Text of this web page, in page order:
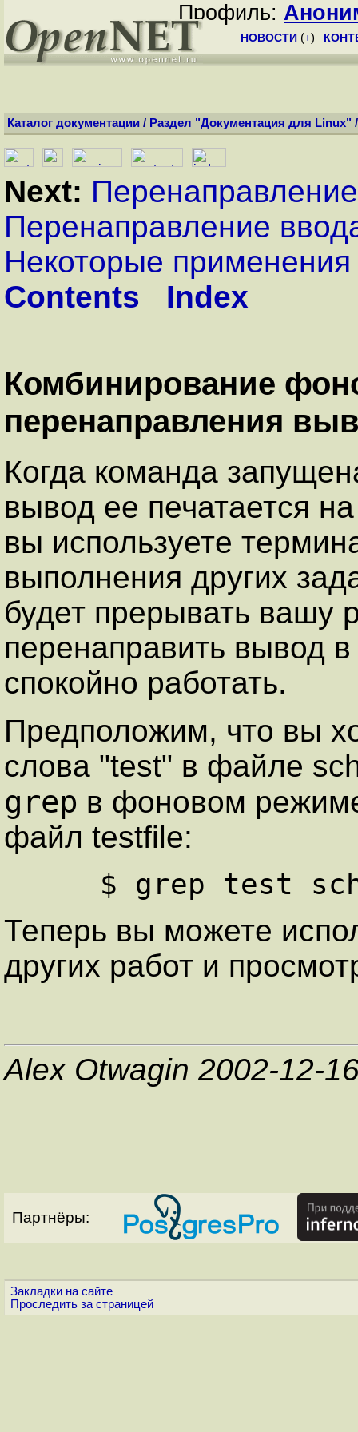
Профиль:
НОВОСТИ (+)
Каталог документации / Раздел "Документация для Linux"
Next:
Перенаправление
Некоторые
Contents
Index
Комбинирование
перенаправления
Когда команда
вывод ее печатается
вы используете
выполнения других
будет прерывать вашу
перенаправить вывод
спокойно работать.
Предположим, что вы
слова "test" в файле
grep в фоновом
файл testfile:
Теперь вы можете
других работ и
Alex Otwagin 2002-12-
Партнёры:
Закладки на сайте
Проследить за страницей